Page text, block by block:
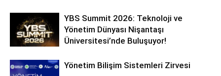
YBS Summit 2026: Teknoloji ve
Yönetim Dünyası Nişantaşı
Üniversitesi’nde Buluşuyor!
Yönetim Bilişim Sistemleri Zirvesi